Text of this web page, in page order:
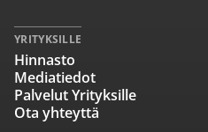
YRITYKSILLE
Hinnasto
Mediatiedot
Palvelut Yrityksille
Ota yhteyttä